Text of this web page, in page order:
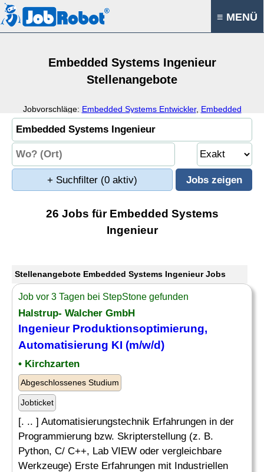
≡ MENÜ
Embedded Systems Ingenieur
Stellenangebote
Jobvorschläge: Embedded Systems Entwickler, Embedded
Systems Programmierer,Embedded Systems,Ingenieurwesen
+ Suchfilter (0 aktiv)
26 Jobs für Embedded Systems
Ingenieur
Stellenangebote Embedded Systems Ingenieur Jobs
Job vor 3 Tagen bei StepStone gefunden
Halstrup- Walcher GmbH
IngenieurProduktionsoptimierung,
Automatisierung KI (m/w/d)
• Kirchzarten
Abgeschlossenes Studium
Jobticket
[. .. ] Automatisierungstechnik Erfahrungen in der
Programmierung bzw. Skripterstellung (z. B.
Python, C/ C++, Lab VIEW oder vergleichbare
Werkzeuge) Erste Erfahrungen mit Industriellen